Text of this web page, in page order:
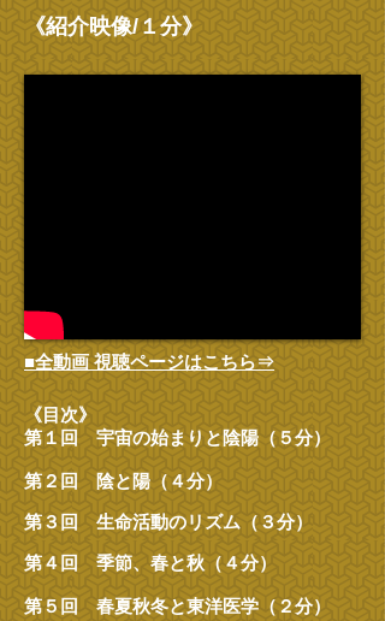
《紹介映像/１分》
■全動画 視聴ページはこちら⇒
《目次》
第１回 宇宙の始まりと陰陽（５分）
第２回 陰と陽（４分）
第３回 生命活動のリズム（３分）
第４回 季節、春と秋（４分）
第５回 春夏秋冬と東洋医学（２分）